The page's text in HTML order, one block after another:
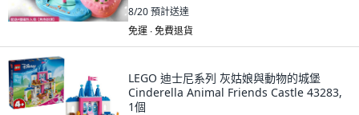
8/20預計送達
免運 ∙ 免費退貨
LEGO 迪士尼系列 灰姑娘與動物的城堡
Cinderella Animal Friends Castle 43283,
1個